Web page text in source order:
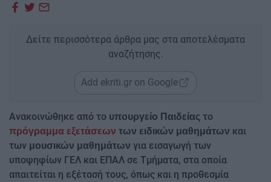
Δείτε περισσότερα άρθρα μας στα αποτελέσματα
αναζήτησης.
Add ekriti.gr on Google
Ανακοινώθηκε από το υπουργείο Παιδείας το
πρόγραμμα εξετάσεων των ειδικών μαθημάτων και
των μουσικών μαθημάτων για εισαγωγή των
υποψηφίων ΓΕΛ και ΕΠΑΛ σε Τμήματα, στα οποία
απαιτείται η εξέτασή τους, όπως και η προθεσμία